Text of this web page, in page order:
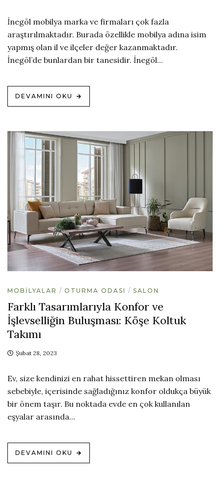
İnegöl mobilya marka ve firmaları çok fazla
araştırılmaktadır. Burada özellikle mobilya adına isim
yapmış olan il ve ilçeler değer kazanmaktadır.
İnegöl’de bunlardan bir tanesidir. İnegöl...
DEVAMINI OKU
MOBILYALAR OTURMA ODASI SALON
Farklı Tasarımlarıyla Konfor ve
İşlevselliğin Buluşması: Köşe Koltuk
Takımı
Şubat 28, 2023
Ev, size kendinizi en rahat hissettiren mekan olması
sebebiyle, içerisinde sağladığınız konfor oldukça büyük
bir önem taşır. Bu noktada evde en çok kullanılan
eşyalar arasında...
DEVAMINI OKU